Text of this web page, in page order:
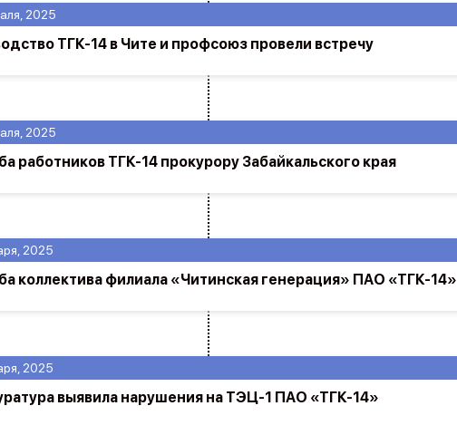
2025
выявила нарушения на ТЭЦ-1 ПАО «ТГК-14»
2025
коллектива филиала «Читинская генерация» ПАО «ТГК-14»
2025
работников ТГК-14 прокурору Забайкальского края
2025
ТГК-14 в Чите и профсоюз провели встречу